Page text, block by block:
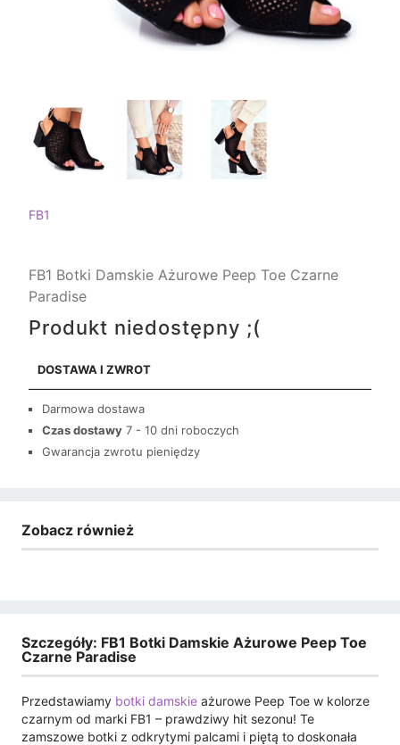
FB1
FB1 Botki Damskie Ażurowe Peep Toe Czarne
Paradise
Produkt niedostępny ;(
DOSTAWA I ZWROT
Darmowa dostawa
Czas dostawy 7 - 10 dni roboczych
Gwarancja zwrotu pieniędzy
Zobacz również
Szczegóły: FB1 Botki Damskie Ażurowe Peep Toe
Czarne Paradise
Przedstawiamy botki damskie ażurowe Peep Toe w kolorze
czarnym od marki FB1 – prawdziwy hit sezonu! Te
zamszowe botki z odkrytymi palcami i piętą to doskonała